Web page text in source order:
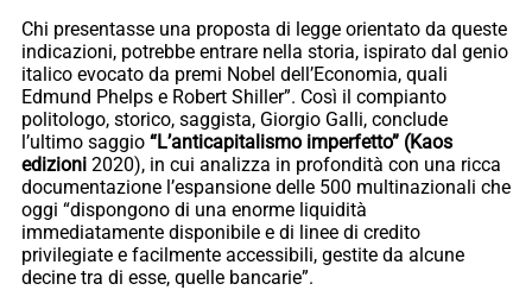
Chi presentasse una proposta di legge orientato da queste
indicazioni, potrebbe entrare nella storia, ispirato dal genio
italico evocato da premi Nobel dell’Economia, quali
Edmund Phelps e Robert Shiller”. Così il compianto
politologo, storico, saggista, Giorgio Galli, conclude
l’ultimo saggio “L’anticapitalismo imperfetto” (Kaos
edizioni 2020), in cui analizza in profondità con una ricca
documentazione l’espansione delle 500 multinazionali che
oggi “dispongono di una enorme liquidità
immediatamente disponibile e di linee di credito
privilegiate e facilmente accessibili, gestite da alcune
decine tra di esse, quelle bancarie”.